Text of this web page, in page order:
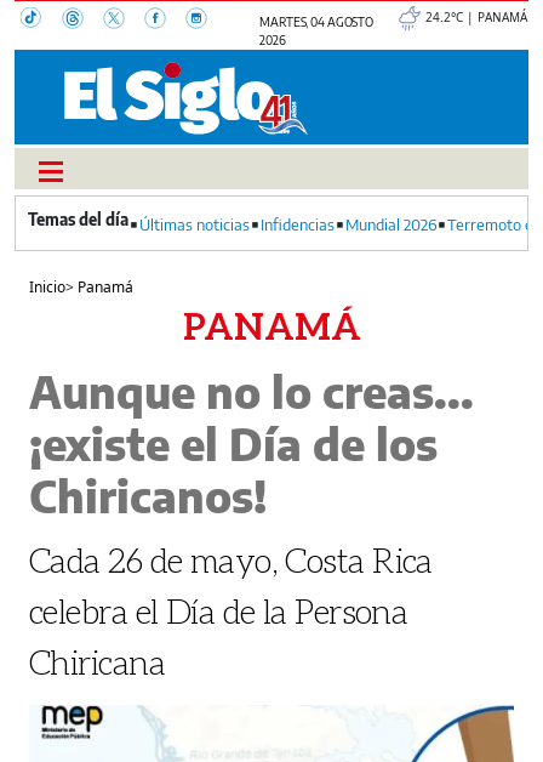
MARTES, 04 AGOSTO
2026
24.2°C | PANAMÁ
Últimas noticias Infidencias Mundial 2026 Terremoto
Inicio> Panamá
PANAMÁ
Aunque no lo creas...
¡existe el Día de los
Chiricanos!
Cada 26 de mayo, Costa Rica
celebra el Día de la Persona
Chiricana